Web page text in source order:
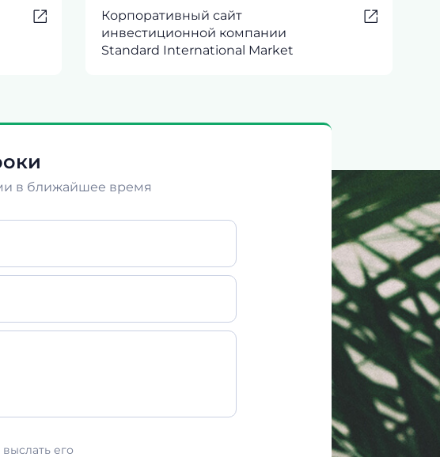
Корпоративный сайт
инвестиционной компании
Standard International Market
в ближайшее время
его